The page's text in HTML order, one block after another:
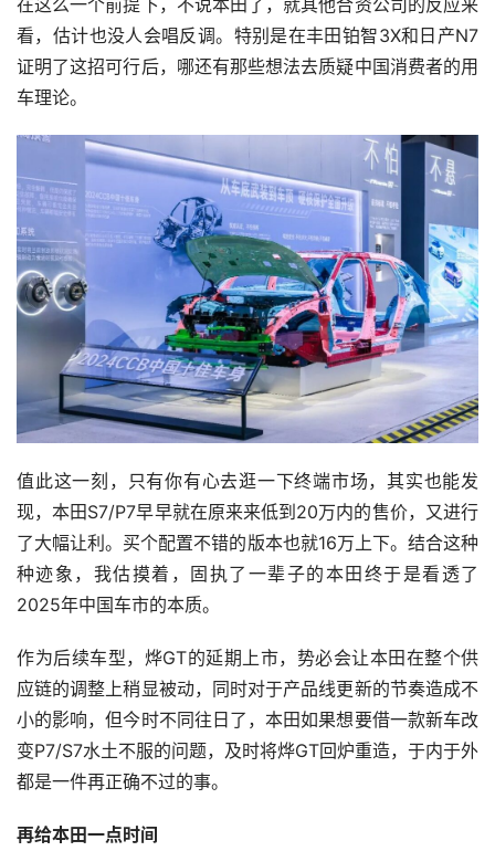
在这么一个前提下，不说本田了，就其他合资公司的反应来
看，估计也没人会唱反调。特别是在丰田铂智3X和日产N7
证明了这招可行后，哪还有那些想法去质疑中国消费者的用
车理论。
值此这一刻，只有你有心去逛一下终端市场，其实也能发
现，本田S7/P7早早就在原来来低到20万内的售价，又进行
了大幅让利。买个配置不错的版本也就16万上下。结合这种
种迹象，我估摸着，固执了一辈子的本田终于是看透了
2025年中国车市的本质。
作为后续车型，烨GT的延期上市，势必会让本田在整个供
应链的调整上稍显被动，同时对于产品线更新的节奏造成不
小的影响，但今时不同往日了，本田如果想要借一款新车改
变P7/S7水土不服的问题，及时将烨GT回炉重造，于内于外
都是一件再正确不过的事。
再给本田一点时间